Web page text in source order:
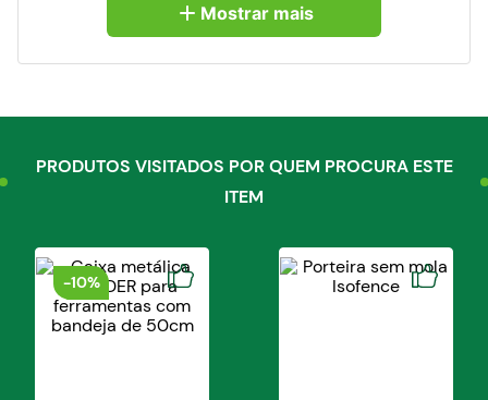
Indicada para metais ferrosos e não ferrosos.
Para aumentar a vida útil da broca, recomenda-
resfriamento.
mm Norma DIN: DIN 338 Material: Aço rápido HSS
Sentido de corte: Corte à direita Tipo de afiação:
Normal Tipo de canal: Helicoidal Tipo de haste:
0,018 kg
Mostrar mais
PRODUTOS VISITADOS POR QUEM PROCURA ESTE
ITEM
-10%